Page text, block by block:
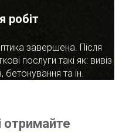
робіт
завершена. Після
послуги такі як: вивіз
бетонування та ін.
отримайте